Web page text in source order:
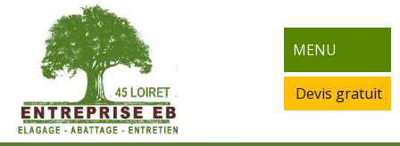
MENU
Devis gratuit